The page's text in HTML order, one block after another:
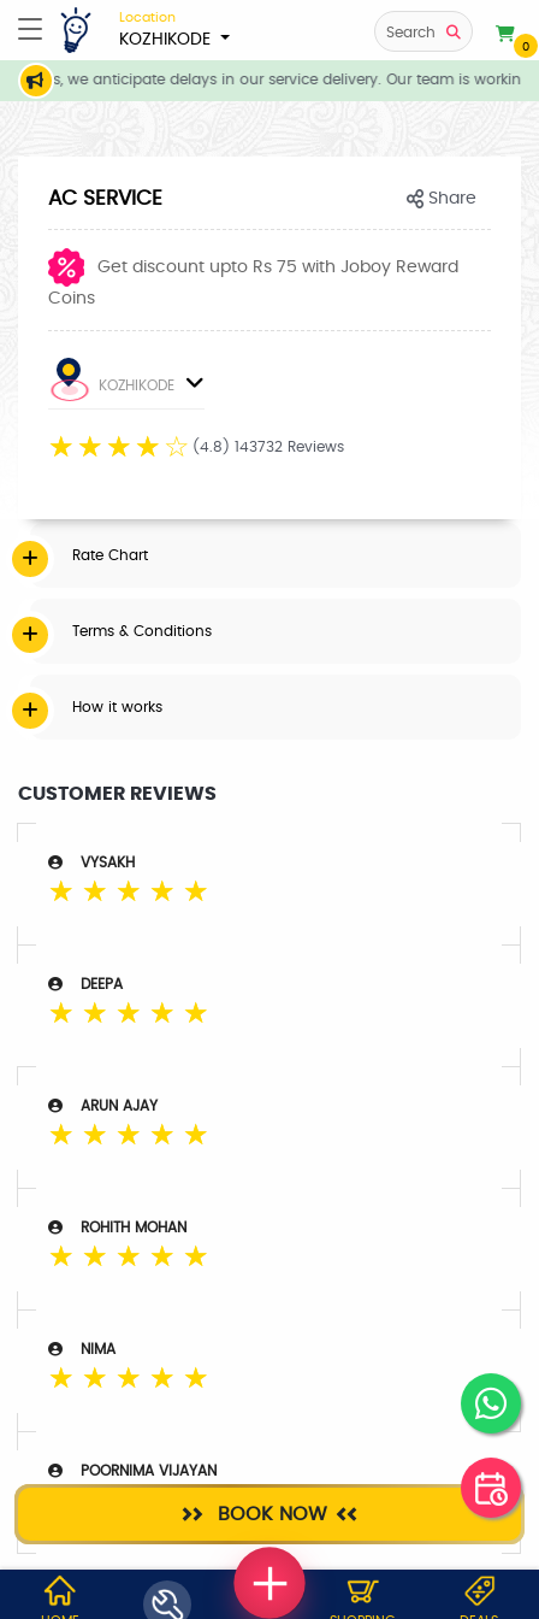
Location
KOZHIKODE Search
0
we anticipate delays in our service delivery. Our team is
AC SERVICE Share
BOOK NOW
Get discount upto Rs 75 with Joboy Reward
Coins
KOZHIKODE
☆ ☆ ☆ ☆ ☆ (4.8) 143732 Reviews
Rate Chart
Terms & Conditions
How it works
CUSTOMER REVIEWS
VYSAKH
☆ ☆ ☆ ☆ ☆
DEEPA
☆ ☆ ☆ ☆ ☆
ARUN AJAY
☆ ☆ ☆ ☆ ☆
ROHITH MOHAN
☆ ☆ ☆ ☆ ☆
NIMA
☆ ☆ ☆ ☆ ☆
POORNIMA VIJAYAN
☆
WHY JOBOY?